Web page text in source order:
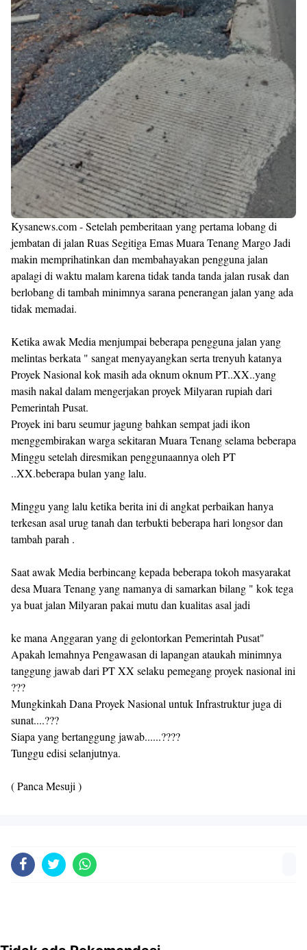
Kysanews.com - Setelah pemberitaan yang pertama lobang di
jembatan di jalan Ruas Segitiga Emas Muara Tenang Margo Jadi
makin memprihatinkan dan membahayakan pengguna jalan
apalagi di waktu malam karena tidak tanda tanda jalan rusak dan
berlobang di tambah minimnya sarana penerangan jalan yang ada
tidak memadai.
Ketika awak Media menjumpai beberapa pengguna jalan yang
melintas berkata " sangat menyayangkan serta trenyuh katanya
Proyek Nasional kok masih ada oknum oknum PT..XX..yang
masih nakal dalam mengerjakan proyek Milyaran rupiah dari
Pemerintah Pusat.
Proyek ini baru seumur jagung bahkan sempat jadi ikon
menggembirakan warga sekitaran Muara Tenang selama beberapa
Minggu setelah diresmikan penggunaannya oleh PT
..XX.beberapa bulan yang lalu.
Minggu yang lalu ketika berita ini di angkat perbaikan hanya
terkesan asal urug tanah dan terbukti beberapa hari longsor dan
tambah parah .
Saat awak Media berbincang kepada beberapa tokoh masyarakat
desa Muara Tenang yang namanya di samarkan bilang " kok tega
ya buat jalan Milyaran pakai mutu dan kualitas asal jadi
ke mana Anggaran yang di gelontorkan Pemerintah Pusat"
Apakah lemahnya Pengawasan di lapangan ataukah minimnya
tanggung jawab dari PT XX selaku pemegang proyek nasional ini
???
Mungkinkah Dana Proyek Nasional untuk Infrastruktur juga di
sunat....???
Siapa yang bertanggung jawab......????
Tunggu edisi selanjutnya.
( Panca Mesuji )